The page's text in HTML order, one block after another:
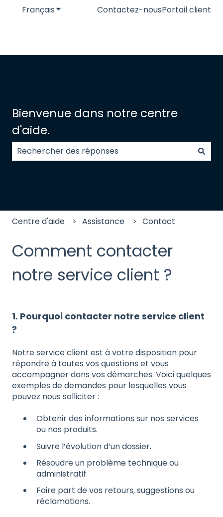
FrançaisAfficher le sous-menu pour les traductions
Contactez-nousPortail client
Bienvenue dans notre centre
d'aide.
Centre d'aide Assistance Contact
Comment contacter
notre service client ?
1. Pourquoi contacter notre service client
?
Notre service client est à votre disposition pour
répondre à toutes vos questions et vous
accompagner dans vos démarches. Voici quelques
exemples de demandes pour lesquelles vous
pouvez nous solliciter :
Obtenir des informations sur nos services
ou nos produits.
Suivre l’évolution d’un dossier.
Résoudre un problème technique ou
administratif.
Faire part de vos retours, suggestions ou
réclamations.